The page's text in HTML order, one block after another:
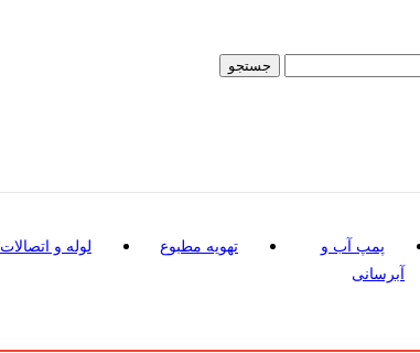
جستجو
پمپ آب و
آبرسانی
تهویه مطبوع لوله و اتصالات